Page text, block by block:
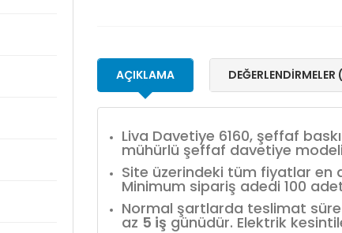
AÇIKLAMA DEĞERLENDIRMELER
Liva Davetiye 6160, şeffaf
mühürlü şeffaf davetiye
Site üzerindeki tüm fiyatlar en
Minimum sipariş adedi 100
Normal şartlarda teslimat
az 5 iş günüdür. Elektrik